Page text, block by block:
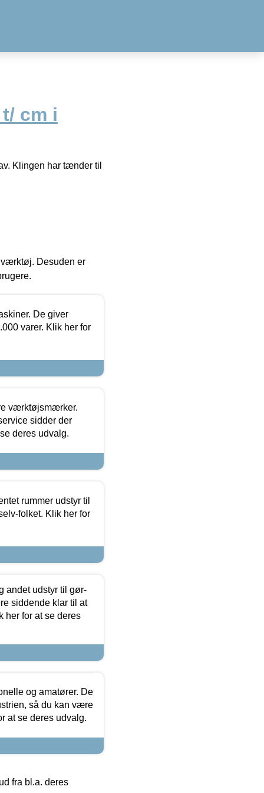
cm i
Klingen har tænder til
værktøj. Desuden er
De giver
varer. Klik her for
værktøjsmærker.
sidder der
deres udvalg.
rummer udstyr til
folket. Klik her for
andet udstyr til gør-
siddende klar til at
her for at se deres
og amatører. De
så du kan være
at se deres udvalg.
fra bl.a. deres